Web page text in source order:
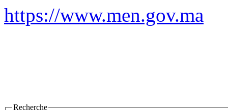
https://www.men.gov.ma
Recherche